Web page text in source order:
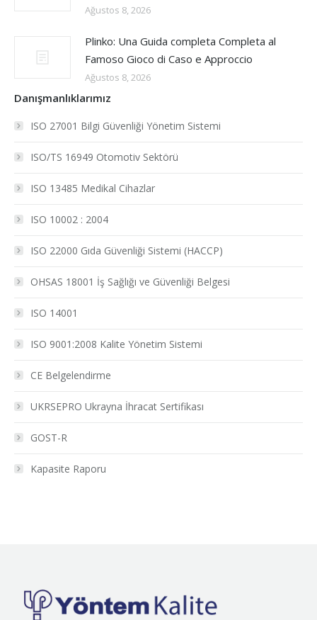
Ağustos 8, 2026
Plinko: Una Guida completa Completa al
Famoso Gioco di Caso e Approccio
Ağustos 8, 2026
Danışmanlıklarımız
ISO 27001 Bilgi Güvenliği Yönetim Sistemi
ISO/TS 16949 Otomotiv Sektörü
ISO 13485 Medikal Cihazlar
ISO 10002 : 2004
ISO 22000 Gıda Güvenliği Sistemi (HACCP)
OHSAS 18001 İş Sağlığı ve Güvenliği Belgesi
ISO 14001
ISO 9001:2008 Kalite Yönetim Sistemi
CE Belgelendirme
UKRSEPRO Ukrayna İhracat Sertifikası
GOST-R
Kapasite Raporu